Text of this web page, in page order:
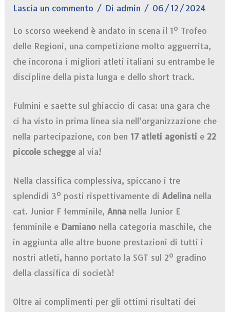
Lascia un commento / Di admin / 06/12/2024
Lo scorso weekend è andato in scena il 1º Trofeo
delle Regioni, una competizione molto agguerrita,
che incorona i migliori atleti italiani su entrambe le
discipline della pista lunga e dello short track.
Fulmini e saette sul ghiaccio di casa: una gara che
ci ha visto in prima linea sia nell’organizzazione che
nella partecipazione, con ben 17 atleti agonisti e 22
piccole schegge al via!
Nella classifica complessiva, spiccano i tre
splendidi 3º posti rispettivamente diAdelina nella
cat. Junior F femminile,Anna nella Junior E
femminile e Damiano nella categoria maschile, che
in aggiunta alle altre buone prestazioni di tutti i
nostri atleti, hanno portato la SGT sul 2º gradino
della classifica di società!
Oltre ai complimenti per gli ottimi risultati dei